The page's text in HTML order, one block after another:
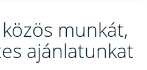
munkát,
ajánlatunkat